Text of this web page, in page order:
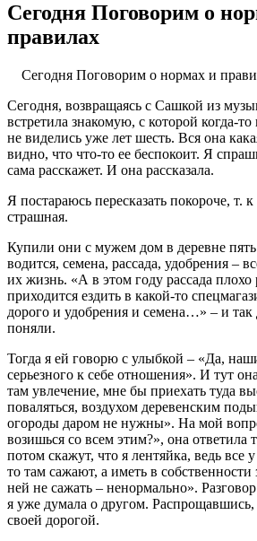
Сегодня Поговорим о
правилах
Сегодня Поговорим о нормах и
Сегодня, возвращаясь с Сашкой из
встретила знакомую, с которой когда-
не виделись уже лет шесть. Вся она
видно, что что-то ее беспокоит. Я
сама расскажет. И она рассказала.
Я постараюсь пересказать покороче, т.
страшная.
Купили они с мужем дом в деревне пять
водится, семена, рассада, удобрения –
их жизнь. «А в этом году рассада плохо
приходится ездить в какой-то
дорого и удобрения и семена…» – и
поняли.
Тогда я ей говорю с улыбкой – «Да,
серьезного к себе отношения». И тут
там увлечение, мне бы приехать туда
поваляться, воздухом деревенским
огороды даром не нужны». На мой
возишься со всем этим?», она ответила
потом скажут, что я лентяйка, ведь все
то там сажают, а иметь в
ней не сажать – ненормально».
я уже думала о другом.
своей дорогой.